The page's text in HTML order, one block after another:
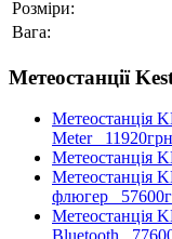
Розміри:
Вага:
Метеостанції
Метеостанція
Meter
Метеостанція
Метеостанція
флюгер
Метеостанція